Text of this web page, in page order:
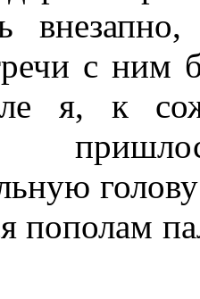
с ним
я, к
пополам